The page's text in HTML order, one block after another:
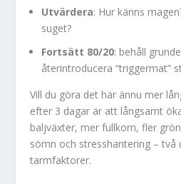
Utvärdera: Hur känns
suget?
Fortsätt 80/20: behåll
återintroducera “triggermat”
Vill du göra det här ännu mer
efter 3 dagar är att långsamt
baljväxter, mer fullkorn, fler
sömn och stresshantering – två
tarmfaktorer.